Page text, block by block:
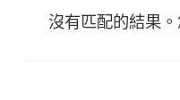
沒有匹配的結果